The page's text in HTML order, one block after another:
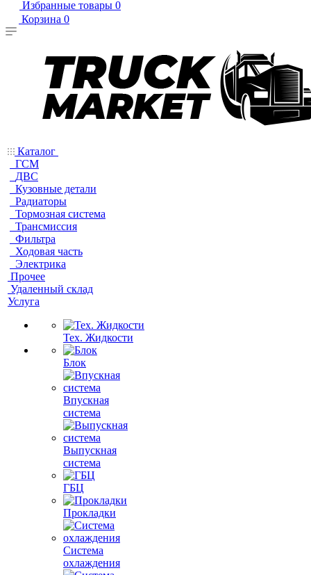
Избранные товары 0
Корзина 0
Каталог
ГСМ
ДВС
Кузовные детали
Радиаторы
Тормозная система
Трансмиссия
Фильтра
Ходовая часть
Электрика
Прочее
Удаленный склад
Услуга
Тех. Жидкости
Блок
Впускная
система
Выпускная
система
ГБЦ
Прокладки
Система
охлаждения